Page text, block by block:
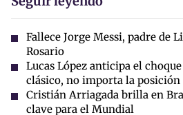
Fallece Jorge Messi, padre de
Rosario
Lucas López anticipa el
clásico, no importa la posición
Cristián Arriagada brilla en
clave para el Mundial